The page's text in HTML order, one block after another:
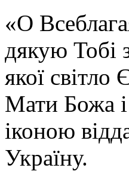
«О
дякую Тобі
якої світло
Мати Божа
іконою
Україну.